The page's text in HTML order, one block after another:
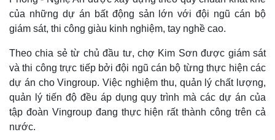
của những dự án bất động sản lớn với đội ngũ cán bộ
giám sát, thi công giàu kinh nghiệm, tay nghề cao.
Theo chia sẻ từ chủ đầu tư, chợ Kim Sơn được giám sát
và thi công trực tiếp bởi đội ngũ cán bộ từng thực hiện các
dự án cho Vingroup. Việc nghiệm thu, quản lý chất lượng,
quản lý tiến độ đều áp dụng quy trình mà các dự án của
tập đoàn Vingroup đang thực hiện rất thành công trên cả
nước.